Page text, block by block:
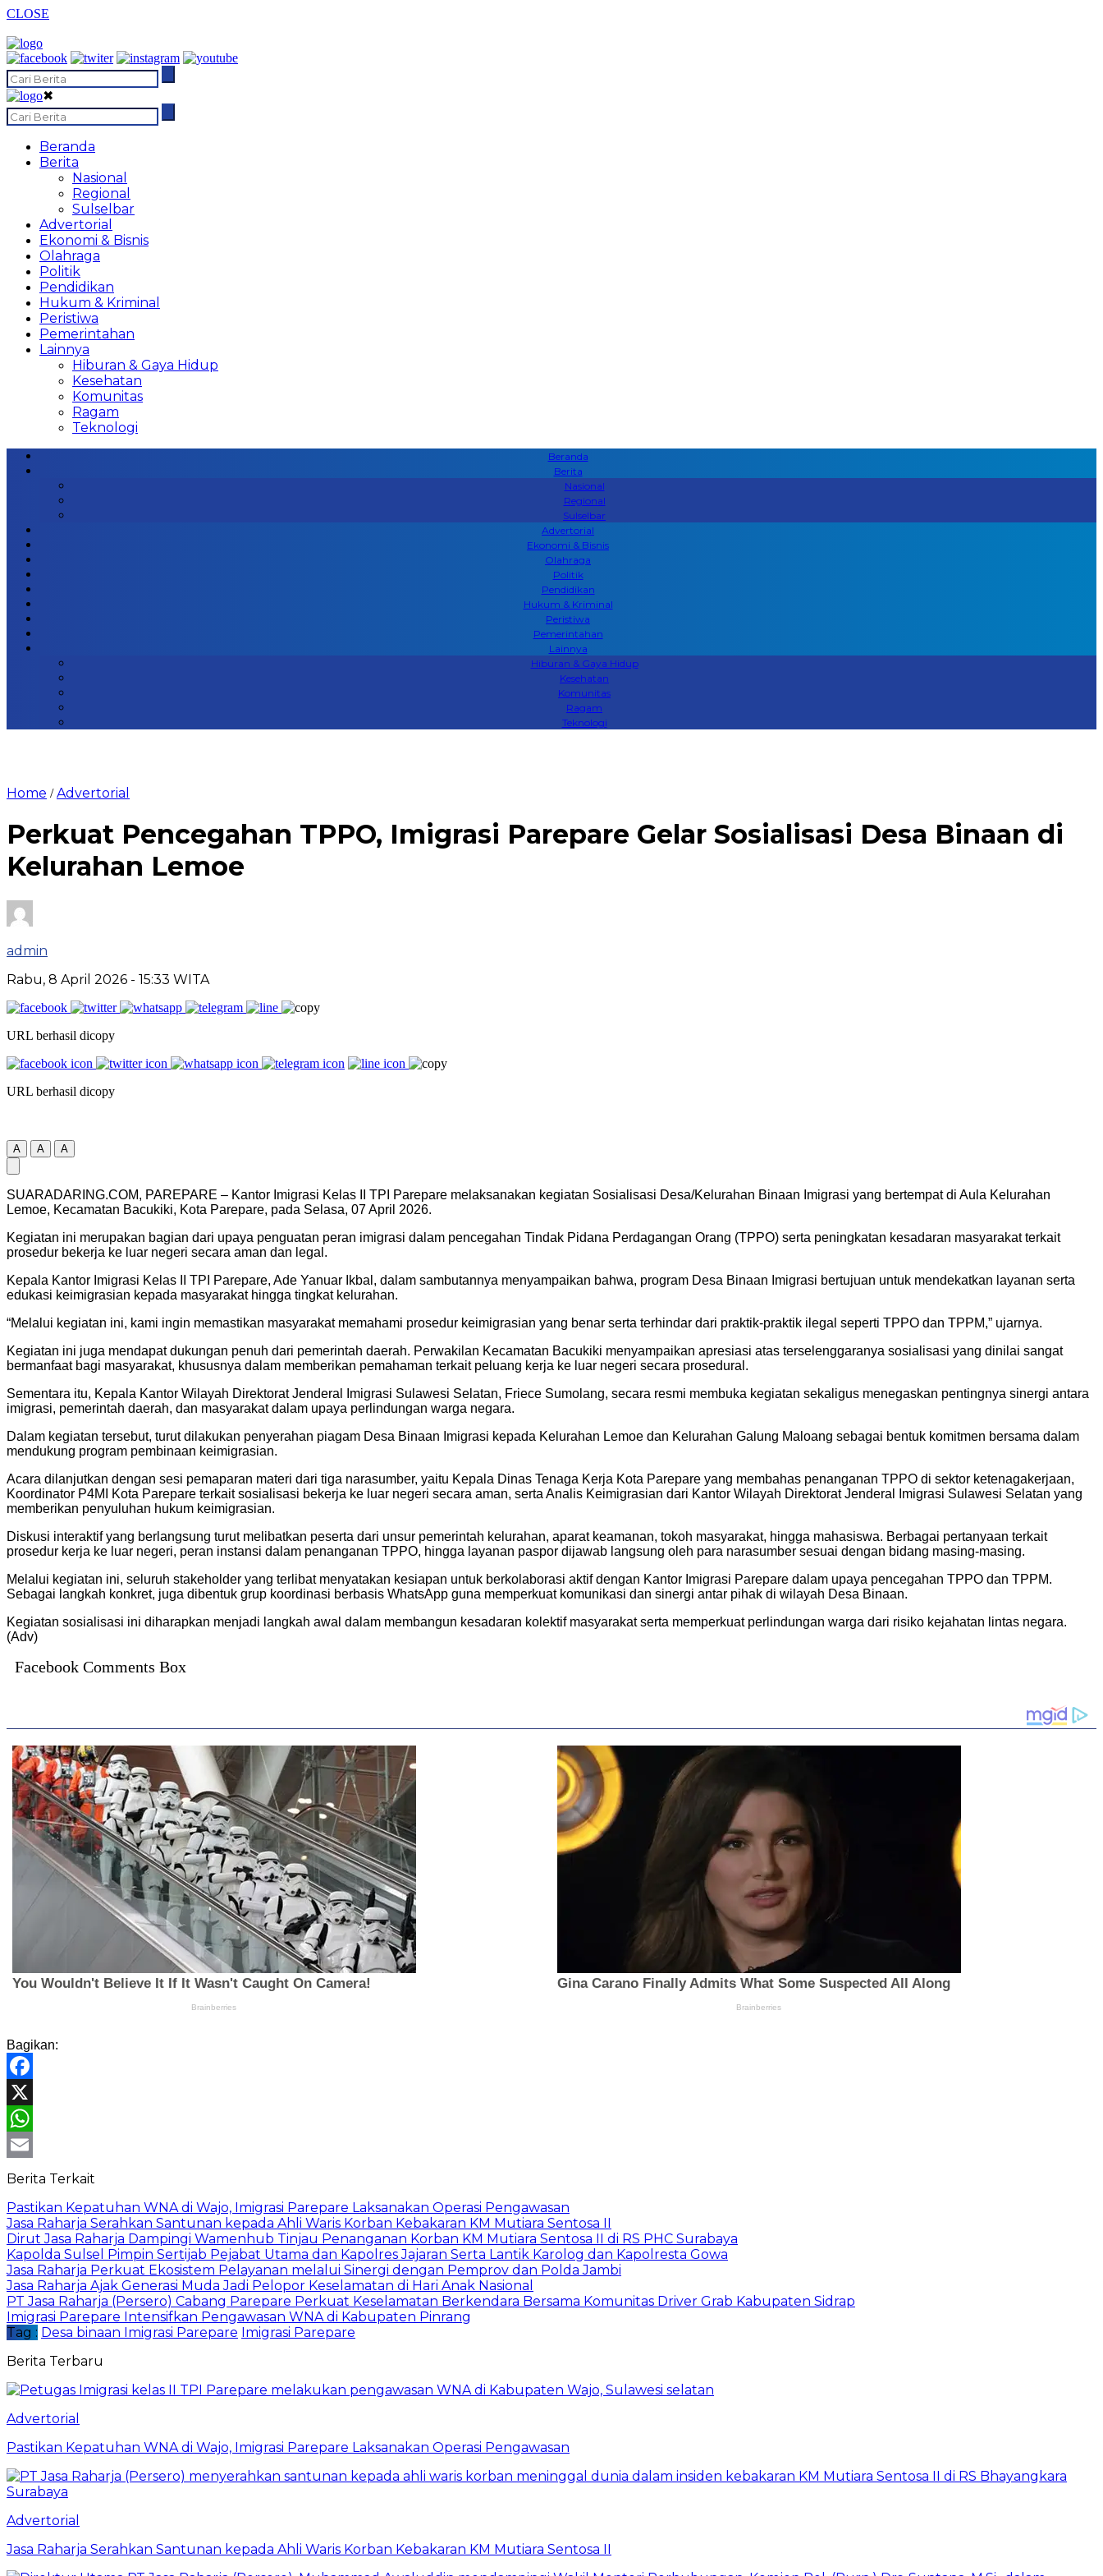
CLOSE
✖
Beranda
Berita
Nasional
Regional
Sulselbar
Advertorial
Ekonomi & Bisnis
Olahraga
Politik
Pendidikan
Hukum & Kriminal
Peristiwa
Pemerintahan
Lainnya
Hiburan & Gaya Hidup
Kesehatan
Komunitas
Ragam
Teknologi
Beranda
Berita
Nasional
Regional
Sulselbar
Advertorial
Ekonomi & Bisnis
Olahraga
Politik
Pendidikan
Hukum & Kriminal
Peristiwa
Pemerintahan
Lainnya
Hiburan & Gaya Hidup
Kesehatan
Komunitas
Ragam
Teknologi
Home /Advertorial
Perkuat Pencegahan TPPO, Imigrasi Parepare Gelar Sosialisasi Desa Binaan di
Kelurahan Lemoe
admin
Rabu, 8 April 2026 - 15:33 WITA
URL berhasil dicopy
URL berhasil dicopy
A A A
SUARADARING.COM, PAREPARE – Kantor Imigrasi Kelas II TPI Parepare melaksanakan kegiatan Sosialisasi Desa/Kelurahan Binaan Imigrasi yang bertempat di Aula Kelurahan
Lemoe, Kecamatan Bacukiki, Kota Parepare, pada Selasa, 07 April 2026.
Kegiatan ini merupakan bagian dari upaya penguatan peran imigrasi dalam pencegahan Tindak Pidana Perdagangan Orang (TPPO) serta peningkatan kesadaran masyarakat terkait
prosedur bekerja ke luar negeri secara aman dan legal.
Kepala Kantor Imigrasi Kelas II TPI Parepare, Ade Yanuar Ikbal, dalam sambutannya menyampaikan bahwa, program Desa Binaan Imigrasi bertujuan untuk mendekatkan layanan serta
edukasi keimigrasian kepada masyarakat hingga tingkat kelurahan.
“Melalui kegiatan ini, kami ingin memastikan masyarakat memahami prosedur keimigrasian yang benar serta terhindar dari praktik-praktik ilegal seperti TPPO dan TPPM,” ujarnya.
Kegiatan ini juga mendapat dukungan penuh dari pemerintah daerah. Perwakilan Kecamatan Bacukiki menyampaikan apresiasi atas terselenggaranya sosialisasi yang dinilai sangat
bermanfaat bagi masyarakat, khususnya dalam memberikan pemahaman terkait peluang kerja ke luar negeri secara prosedural.
Sementara itu, Kepala Kantor Wilayah Direktorat Jenderal Imigrasi Sulawesi Selatan, Friece Sumolang, secara resmi membuka kegiatan sekaligus menegaskan pentingnya sinergi antara
imigrasi, pemerintah daerah, dan masyarakat dalam upaya perlindungan warga negara.
Dalam kegiatan tersebut, turut dilakukan penyerahan piagam Desa Binaan Imigrasi kepada Kelurahan Lemoe dan Kelurahan Galung Maloang sebagai bentuk komitmen bersama dalam
mendukung program pembinaan keimigrasian.
Acara dilanjutkan dengan sesi pemaparan materi dari tiga narasumber, yaitu Kepala Dinas Tenaga Kerja Kota Parepare yang membahas penanganan TPPO di sektor ketenagakerjaan,
Koordinator P4MI Kota Parepare terkait sosialisasi bekerja ke luar negeri secara aman, serta Analis Keimigrasian dari Kantor Wilayah Direktorat Jenderal Imigrasi Sulawesi Selatan yang
memberikan penyuluhan hukum keimigrasian.
Diskusi interaktif yang berlangsung turut melibatkan peserta dari unsur pemerintah kelurahan, aparat keamanan, tokoh masyarakat, hingga mahasiswa. Berbagai pertanyaan terkait
prosedur kerja ke luar negeri, peran instansi dalam penanganan TPPO, hingga layanan paspor dijawab langsung oleh para narasumber sesuai dengan bidang masing-masing.
Melalui kegiatan ini, seluruh stakeholder yang terlibat menyatakan kesiapan untuk berkolaborasi aktif dengan Kantor Imigrasi Parepare dalam upaya pencegahan TPPO dan TPPM.
Sebagai langkah konkret, juga dibentuk grup koordinasi berbasis WhatsApp guna memperkuat komunikasi dan sinergi antar pihak di wilayah Desa Binaan.
Kegiatan sosialisasi ini diharapkan menjadi langkah awal dalam membangun kesadaran kolektif masyarakat serta memperkuat perlindungan warga dari risiko kejahatan lintas negara.
(Adv)
Facebook Comments Box
Bagikan:
Facebook
X
WhatsApp
Email
Berita Terkait
Pastikan Kepatuhan WNA di Wajo, Imigrasi Parepare Laksanakan Operasi Pengawasan
Jasa Raharja Serahkan Santunan kepada Ahli Waris Korban Kebakaran KM Mutiara Sentosa II
Dirut Jasa Raharja Dampingi Wamenhub Tinjau Penanganan Korban KM Mutiara Sentosa II di RS PHC Surabaya
Kapolda Sulsel Pimpin Sertijab Pejabat Utama dan Kapolres Jajaran Serta Lantik Karolog dan Kapolresta Gowa
Jasa Raharja Perkuat Ekosistem Pelayanan melalui Sinergi dengan Pemprov dan Polda Jambi
Jasa Raharja Ajak Generasi Muda Jadi Pelopor Keselamatan di Hari Anak Nasional
PT Jasa Raharja (Persero) Cabang Parepare Perkuat Keselamatan Berkendara Bersama Komunitas Driver Grab Kabupaten Sidrap
Imigrasi Parepare Intensifkan Pengawasan WNA di Kabupaten Pinrang
Tag : Desa binaan Imigrasi Parepare Imigrasi Parepare
Berita Terbaru
Advertorial
Pastikan Kepatuhan WNA di Wajo, Imigrasi Parepare Laksanakan Operasi Pengawasan
Advertorial
Jasa Raharja Serahkan Santunan kepada Ahli Waris Korban Kebakaran KM Mutiara Sentosa II